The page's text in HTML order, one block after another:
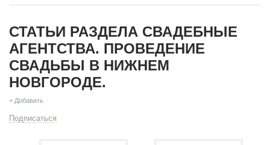
СТАТЬИ РАЗДЕЛА СВАДЕБНЫЕ
АГЕНТСТВА. ПРОВЕДЕНИЕ
СВАДЬБЫ В НИЖНЕМ
НОВГОРОДЕ.
+ Добавить
Подписаться